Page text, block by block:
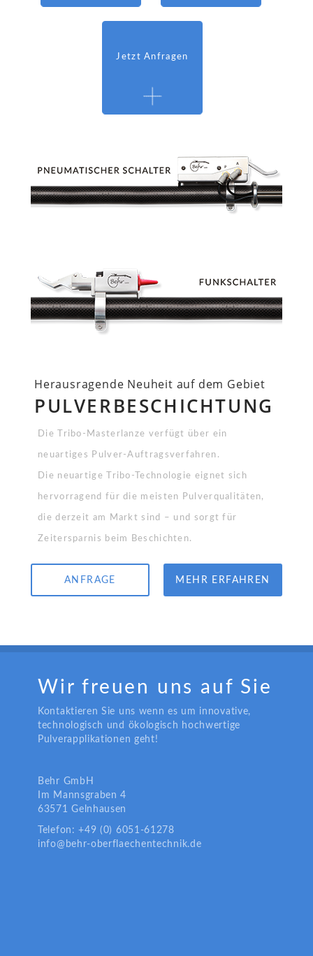
Jetzt Anfragen
Herausragende Neuheit auf dem Gebiet
PULVERBESCHICHTUNG
Die Tribo-Masterlanze verfügt über ein
neuartiges Pulver-Auftragsverfahren.
Die neuartige Tribo-Technologie eignet sich
hervorragend für die meisten Pulverqualitäten,
die derzeit am Markt sind – und sorgt für
Zeitersparnis beim Beschichten.
ANFRAGE MEHR ERFAHREN
Wir freuen uns auf Sie
Kontaktieren Sie uns wenn es um innovative,
technologisch und ökologisch hochwertige
Pulverapplikationen geht!
Behr GmbH
Im Mannsgraben 4
63571 Gelnhausen
Telefon: +49 (0) 6051-61278
info@behr-oberflaechentechnik.de